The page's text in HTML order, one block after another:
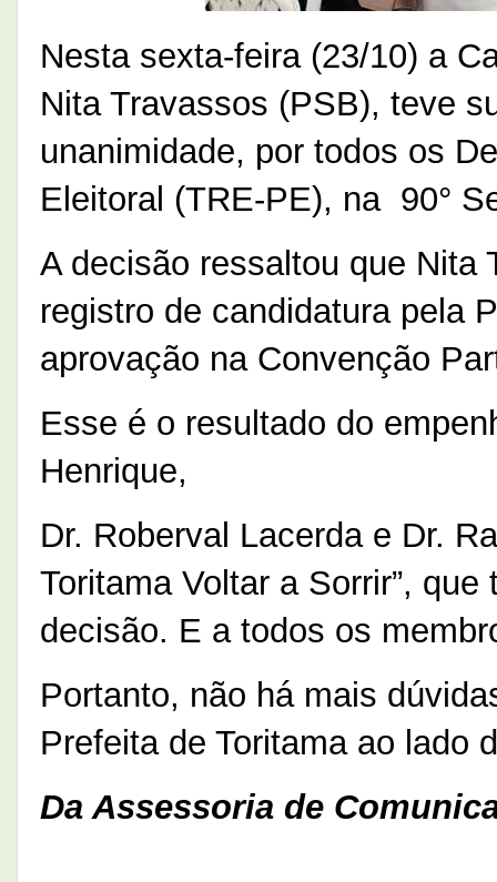
Nesta sexta-feira (23/10) a
Nita Travassos (PSB), teve
unanimidade, por todos os
Eleitoral (TRE-PE), na 90°
A decisão ressaltou que Nita
registro de candidatura pela
aprovação na Convenção
Esse é o resultado do
Henrique,
Dr. Roberval Lacerda e Dr.
Toritama Voltar a Sorrir”,
decisão. E a todos os
Portanto, não há mais
Prefeita de Toritama ao lado
Da Assessoria de